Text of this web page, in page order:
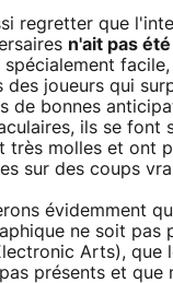
regretter que
n'ait pas
spécialement
des joueurs qui
de bonnes
ils se font
très molles et ont
sur des coups
évidemment
ne soit pas
Arts), que
présents et que